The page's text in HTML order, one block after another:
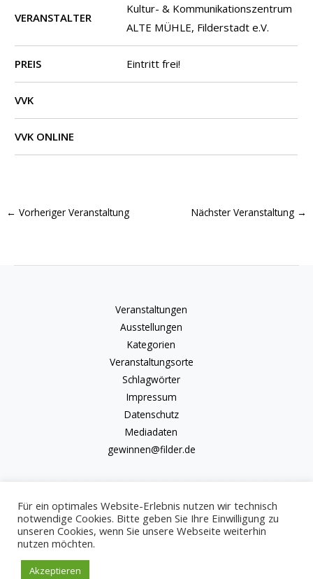
VERANSTALTER
Kultur- & Kommunikationszentrum
ALTE MÜHLE, Filderstadt e.V.
PREIS Eintritt frei!
VVK
VVK ONLINE
← Vorheriger Veranstaltung Nächster Veranstaltung →
Veranstaltungen
Ausstellungen
Kategorien
Veranstaltungsorte
Schlagwörter
Impressum
Datenschutz
Mediadaten
gewinnen@filder.de
Copyright © 2026 kulturkalender-filder.de | Powered by kulturkalender-
Für ein optimales Website-Erlebnis nutzen wir technisch
notwendige Cookies. Bitte geben Sie Ihre Einwilligung zu
unseren Cookies, wenn Sie unsere Webseite weiterhin
nutzen möchten.
Akzeptieren